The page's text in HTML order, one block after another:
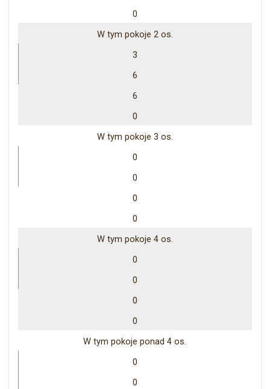
0
W tym pokoje 2 os.
3
6
6
0
W tym pokoje 3 os.
0
0
0
0
W tym pokoje 4 os.
0
0
0
0
W tym pokoje ponad 4 os.
0
0